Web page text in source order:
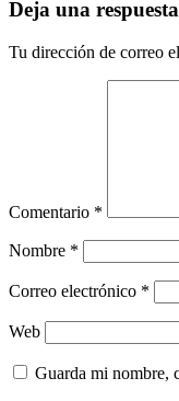
Deja una respuesta
Tu dirección de correo
Comentario *
Nombre *
Correo electrónico *
Web
Guarda mi nombre,